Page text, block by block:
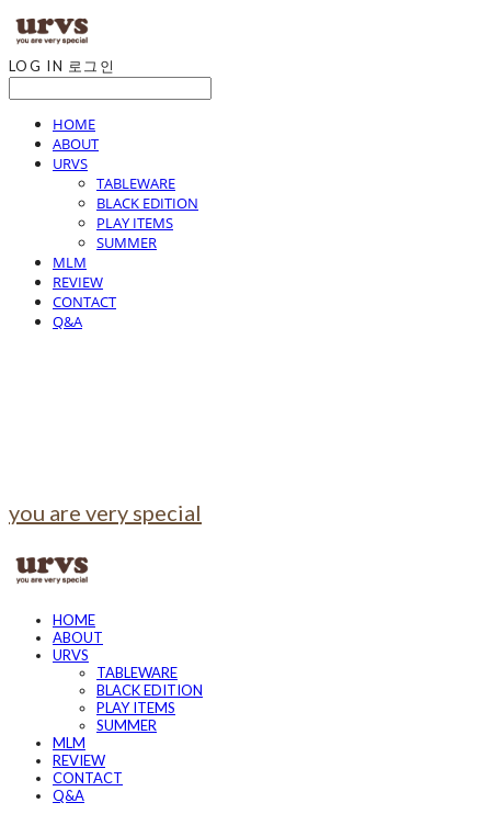
LOG IN 로그인
HOME
ABOUT
URVS
TABLEWARE
BLACK EDITION
PLAY ITEMS
SUMMER
MLM
REVIEW
CONTACT
Q&A
you are very special
HOME
ABOUT
URVS
TABLEWARE
BLACK EDITION
PLAY ITEMS
SUMMER
MLM
REVIEW
CONTACT
Q&A